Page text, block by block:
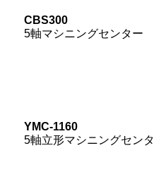
CBS300
5軸マシニングセンター
YMC-1160
5軸立形マシニングセンタ